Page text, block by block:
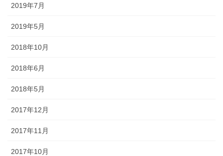
2019年7月
2019年5月
2018年10月
2018年6月
2018年5月
2017年12月
2017年11月
2017年10月